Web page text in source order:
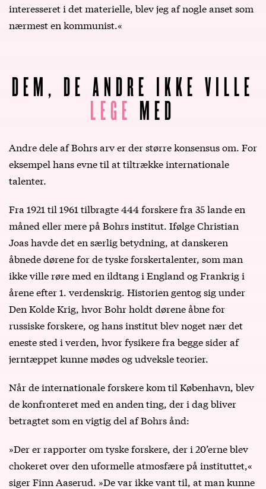
interesseret i det materielle, blev jeg af nogle anset som
nærmest en kommunist.«
DEM, DE ANDRE IKKE VILLE
LEGE MED
Andre dele af Bohrs arv er der større konsensus om. For
eksempel hans evne til at tiltrække internationale
talenter.
Fra 1921 til 1961 tilbragte 444 forskere fra 35 lande en
måned eller mere på Bohrs institut. Ifølge Christian
Joas havde det en særlig betydning, at danskeren
åbnede dørene for de tyske forskertalenter, som man
ikke ville røre med en ildtang i England og Frankrig i
årene efter 1. verdenskrig. Historien gentog sig under
Den Kolde Krig, hvor Bohr holdt dørene åbne for
russiske forskere, og hans institut blev noget nær det
eneste sted i verden, hvor fysikere fra begge sider af
jerntæppet kunne mødes og udveksle teorier.
Når de internationale forskere kom til København, blev
de konfronteret med en anden ting, der i dag bliver
betragtet som en vigtig del af Bohrs ånd:
»Der er rapporter om tyske forskere, der i 20’erne blev
chokeret over den uformelle atmosfære på instituttet,«
siger Finn Aaserud. »De var ikke vant til, at man kunne